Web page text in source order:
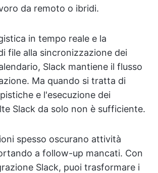
da remoto o ibridi.
in tempo reale e la
file alla sincronizzazione dei
Slack mantiene il flusso
Ma quando si tratta di
e l'esecuzione dei
Slack da solo non è sufficiente.
spesso oscurano attività
a follow-up mancati. Con
Slack, puoi trasformare i